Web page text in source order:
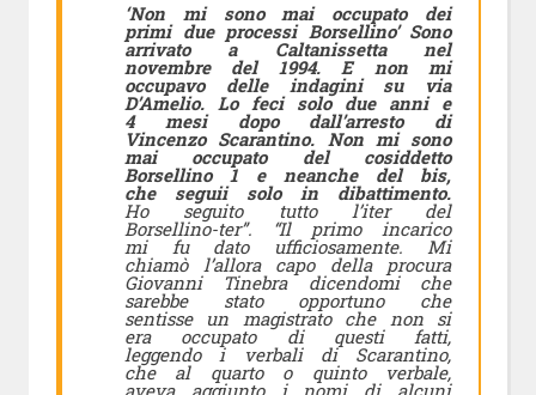
‘Non mi sono mai occupato dei
primi due processi Borsellino’ Sono
arrivato a Caltanissetta nel
novembre del 1994. E non mi
occupavo delle indagini su via
D’Amelio. Lo feci solo due anni e
4 mesi dopo dall’arresto di
Vincenzo Scarantino. Non mi sono
mai occupato del cosiddetto
Borsellino 1 e neanche del bis,
che seguii solo in dibattimento.
Ho seguito tutto l’iter del
Borsellino-ter”. “Il primo incarico
mi fu dato ufficiosamente. Mi
chiamò l’allora capo della procura
Giovanni Tinebra dicendomi che
sarebbe stato opportuno che
sentisse un magistrato che non si
era occupato di questi fatti,
leggendo i verbali di Scarantino,
che al quarto o quinto verbale,
aveva aggiunto i nomi di alcuni